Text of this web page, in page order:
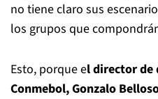
no tiene claro sus
los grupos que
Esto, porque el director de
Conmebol, Gonzalo